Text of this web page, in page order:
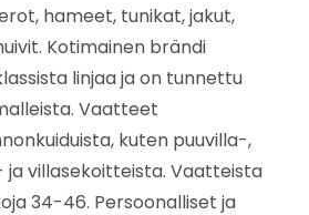
hameet, tunikat, jakut,
Kotimainen brändi
linjaa ja on tunnettu
Vaatteet
kuten puuvilla-,
ja villasekoitteista. Vaatteista
34-46. Persoonalliset ja